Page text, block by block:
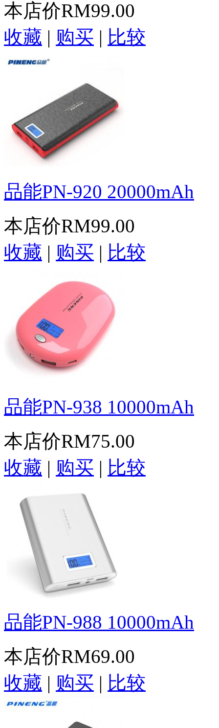
本店价RM99.00
收藏 | 购买 | 比较
品能PN-920 20000mAh
本店价RM99.00
收藏 | 购买 | 比较
品能PN-938 10000mAh
本店价RM75.00
收藏 | 购买 | 比较
品能PN-988 10000mAh
本店价RM69.00
收藏 | 购买 | 比较